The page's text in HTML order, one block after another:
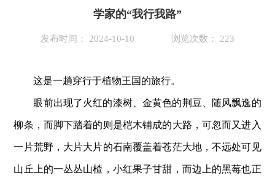
学家的“我行我路”
发布时间： 2024-10-10 浏览次数： 223
这是一趟穿行于植物王国的旅行。
眼前出现了火红的漆树、金黄色的荆豆、随风飘逸的
柳条，而脚下踏着的则是桤木铺成的大路，可忽而又进入
一片荒野，大片大片的石南覆盖着苍茫大地，不远处可见
山丘上的一丛丛山楂，小红果子甘甜，而边上的黑莓也正